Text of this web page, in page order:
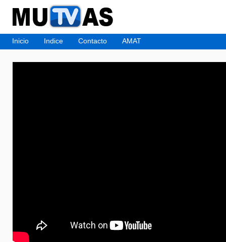
Inicio Indice Contacto AMAT